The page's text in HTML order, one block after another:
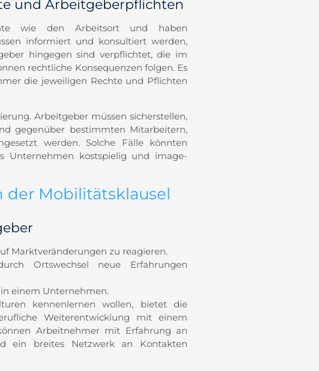
und Arbeitgeberpflichten
wie den Arbeitsort und haben
informiert und konsultiert werden,
hingegen sind verpflichtet, die im
rechtliche Konsequenzen folgen. Es
die jeweiligen Rechte und Pflichten
Arbeitgeber müssen sicherstellen,
gegenüber bestimmten Mitarbeitern,
werden. Solche Fälle könnten
Unternehmen kostspielig und image-
der Mobilitätsklausel
Marktveränderungen zu reagieren.
Ortswechsel neue Erfahrungen
einem Unternehmen.
kennenlernen wollen, bietet die
Weiterentwicklung mit einem
Arbeitnehmer mit Erfahrung an
ein breites Netzwerk an Kontakten